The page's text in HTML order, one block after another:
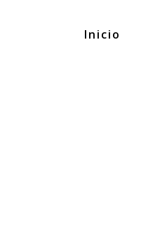
Inicio